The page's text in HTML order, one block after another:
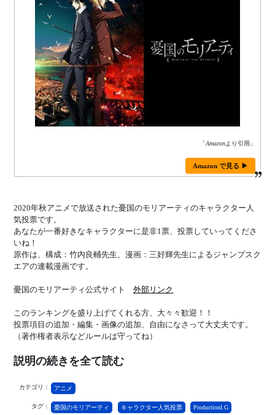
「Amazonより引用」
Amazon で見る ▶
2020年秋アニメで放送された憂国のモリアーティのキャラクター人
気投票です。
あなたが一番好きなキャラクターに是非1票、投票していってくださ
いね！
原作は、構成：竹内良輔先生、漫画：三好輝先生によるジャンプスク
エアの連載漫画です。
憂国のモリアーティ公式サイト外部リンク
このランキングを盛り上げてくれる方、大々々歓迎！！
投票項目の追加・編集・画像の追加、自由になさって大丈夫です。
（著作権者表示などルールは守ってね）
説明の続きを全て読む
カテゴリ： アニメ
タグ： 憂国のモリアーティ キャラクター人気投票 ProductionI.G